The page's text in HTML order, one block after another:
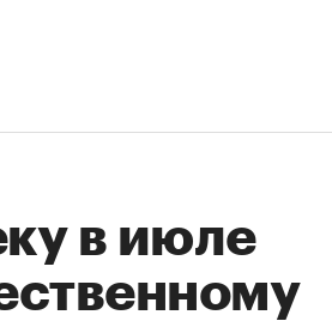
в июле